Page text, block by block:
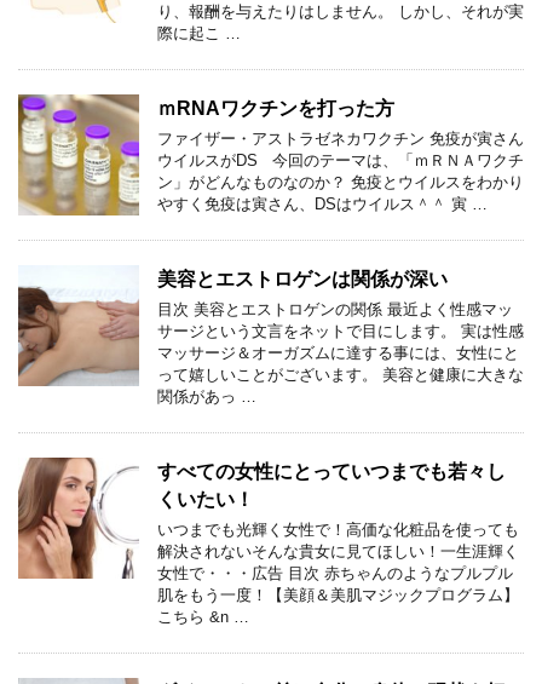
り、報酬を与えたりはしません。 しかし、それが実
際に起こ …
ｍRNAワクチンを打った方
ファイザー・アストラゼネカワクチン 免疫が寅さん
ウイルスがDS 今回のテーマは、「ｍＲＮＡワクチ
ン」がどんなものなのか？ 免疫とウイルスをわかり
やすく免疫は寅さん、DSはウイルス＾＾ 寅 …
美容とエストロゲンは関係が深い
目次 美容とエストロゲンの関係 最近よく性感マッ
サージという文言をネットで目にします。 実は性感
マッサージ＆オーガズムに達する事には、女性にと
って嬉しいことがございます。 美容と健康に大きな
関係があっ …
すべての女性にとっていつまでも若々し
くいたい！
いつまでも光輝く女性で！高価な化粧品を使っても
解決されないそんな貴女に見てほしい！一生涯輝く
女性で・・・広告 目次 赤ちゃんのようなプルプル
肌をもう一度！【美顔＆美肌マジックプログラム】
こちら &n …